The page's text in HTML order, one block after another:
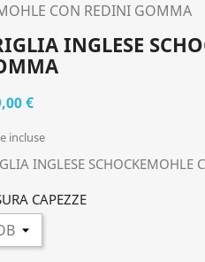
CON REDINI GOMMA
INGLESE
€
incluse
INGLESE SCHOCKEMOHLE
CAPEZZE